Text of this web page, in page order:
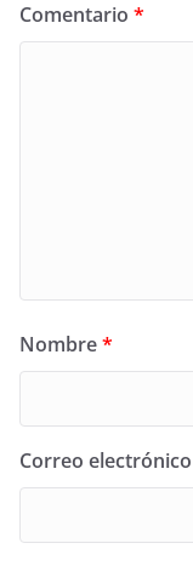
Comentario *
Nombre*
Correo electrónico